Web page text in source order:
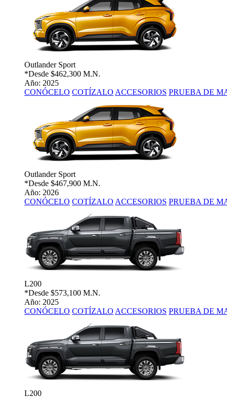
Outlander Sport
*Desde $462,300 M.N.
Año: 2025
CONÓCELO COTÍZALO ACCESORIOS PRUEBA DE
Outlander Sport
*Desde $467,900 M.N.
Año: 2026
CONÓCELO COTÍZALO ACCESORIOS PRUEBA DE
L200
*Desde $573,100 M.N.
Año: 2025
CONÓCELO COTÍZALO ACCESORIOS PRUEBA DE
L200